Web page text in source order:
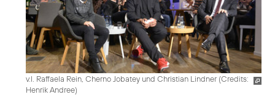
v.l. Raffaela Rein, Cherno Jobatey und Christian Lindner (Credits:
Henrik Andree)